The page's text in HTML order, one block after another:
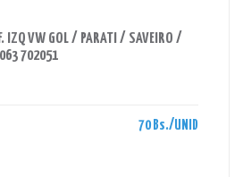
IZQ VW GOL / PARATI / SAVEIRO /
702051
70 Bs./UNID